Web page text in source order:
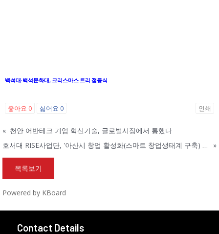
백석대·백석문화대, 크리스마스 트리 점등식
좋아요 0 싫어요 0 인쇄
« 천안 어반테크 기업 혁신기술, 글로벌시장에서 통했다
호서대 RISE사업단, '아산시 창업 활성화(스마트 창업생태계 구축) 투자유치 Build-up 프로그램' 성료
»
목록보기
Powered by KBoard
Contact Details